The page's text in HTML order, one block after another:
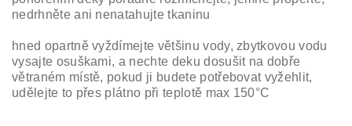
nedrhněte ani nenatahujte tkaninu
hned opartně vyždímejte většinu vody, zbytkovou vodu
vysajte osuškami, a nechte deku dosušit na dobře
větraném místě, pokud ji budete potřebovat vyžehlit,
udělejte to přes plátno při teplotě max 150°C